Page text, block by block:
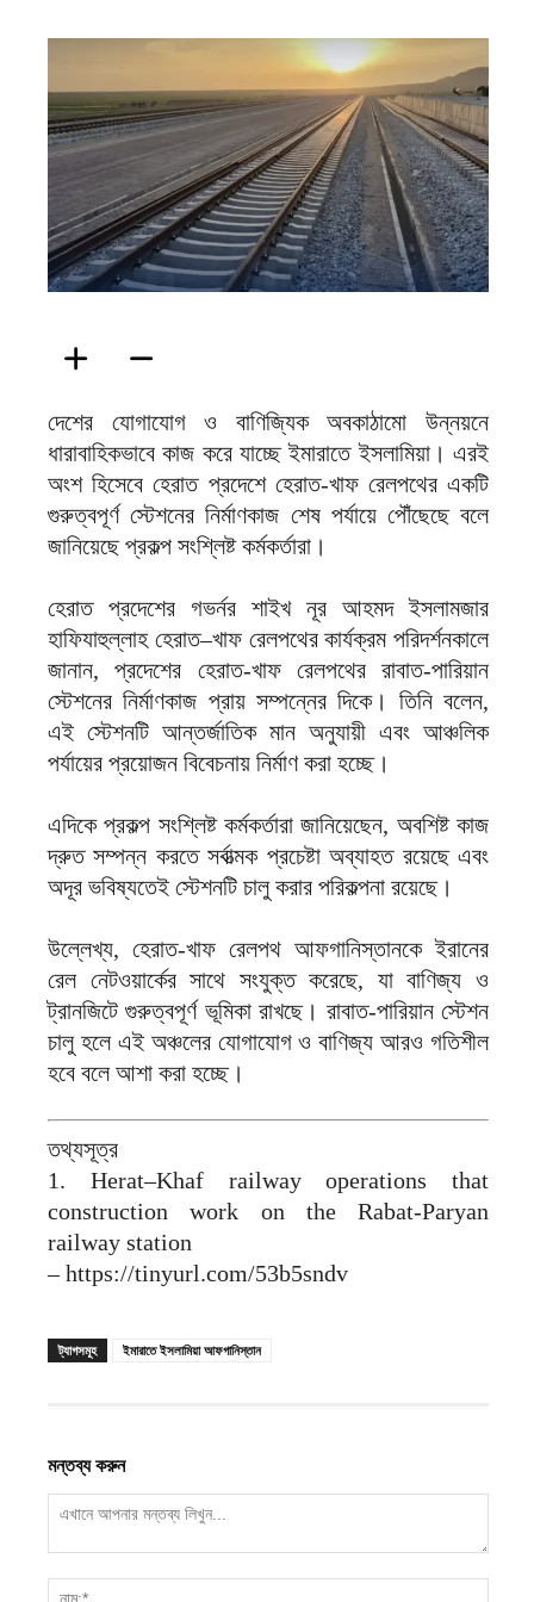
দেশের যোগাযোগ ও বাণিজ্যিক অবকাঠামো উন্নয়নে
ধারাবাহিকভাবে কাজ করে যাচ্ছে ইমারাতে ইসলামিয়া। এরই
অংশ হিসেবে হেরাত প্রদেশে হেরাত-খাফ রেলপথের একটি
গুরুত্বপূর্ণ স্টেশনের নির্মাণকাজ শেষ পর্যায়ে পৌঁছেছে বলে
জানিয়েছে প্রকল্প সংশ্লিষ্ট কর্মকর্তারা।
হেরাত প্রদেশের গভর্নর শাইখ নূর আহমদ ইসলামজার
হাফিযাহুল্লাহ হেরাত–খাফ রেলপথের কার্যক্রম পরিদর্শনকালে
জানান, প্রদেশের হেরাত-খাফ রেলপথের রাবাত-পারিয়ান
স্টেশনের নির্মাণকাজ প্রায় সম্পন্নের দিকে। তিনি বলেন,
এই স্টেশনটি আন্তর্জাতিক মান অনুযায়ী এবং আঞ্চলিক
পর্যায়ের প্রয়োজন বিবেচনায় নির্মাণ করা হচ্ছে।
এদিকে প্রকল্প সংশ্লিষ্ট কর্মকর্তারা জানিয়েছেন, অবশিষ্ট কাজ
দ্রুত সম্পন্ন করতে সর্বাত্মক প্রচেষ্টা অব্যাহত রয়েছে এবং
অদূর ভবিষ্যতেই স্টেশনটি চালু করার পরিকল্পনা রয়েছে।
উল্লেখ্য, হেরাত-খাফ রেলপথ আফগানিস্তানকে ইরানের
রেল নেটওয়ার্কের সাথে সংযুক্ত করেছে, যা বাণিজ্য ও
ট্রানজিটে গুরুত্বপূর্ণ ভূমিকা রাখছে। রাবাত-পারিয়ান স্টেশন
চালু হলে এই অঞ্চলের যোগাযোগ ও বাণিজ্য আরও গতিশীল
হবে বলে আশা করা হচ্ছে।
তথ্যসূত্র
1. Herat–Khaf railway operations that
construction work on the Rabat-Paryan
railway station
– https://tinyurl.com/53b5sndv
ট্যাগসমূহ ইমারাতে ইসলামিয়া আফগানিস্তান
মন্তব্য করুন